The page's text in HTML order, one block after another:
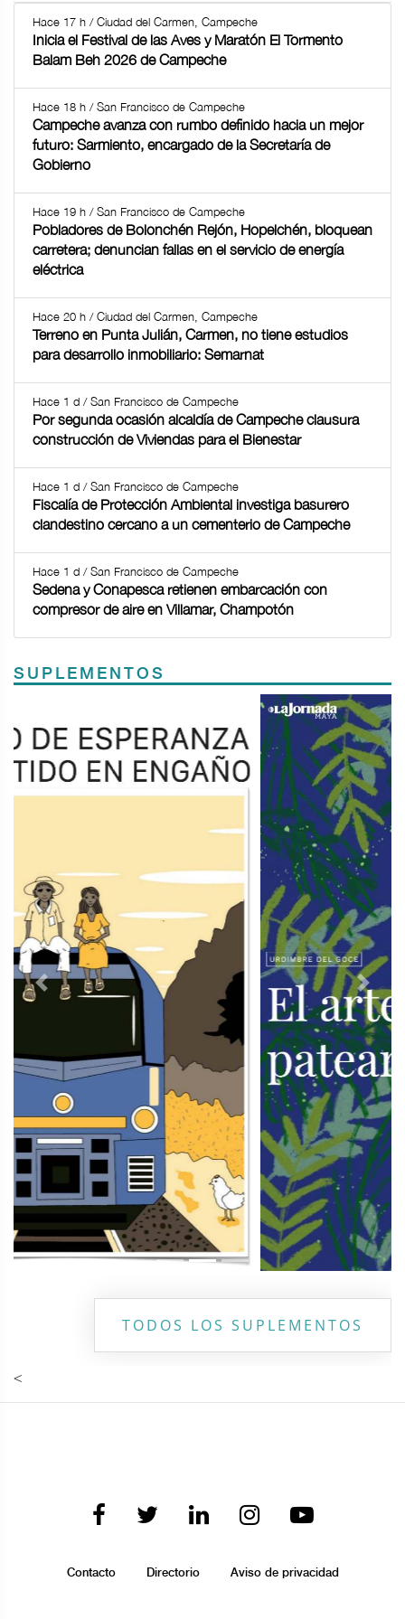
Hace 17 h / Ciudad del Carmen, Campeche
Inicia el Festival de las Aves y Maratón El Tormento
Balam Beh 2026 de Campeche
Hace 18 h / San Francisco de Campeche
Campeche avanza con rumbo definido hacia un mejor
futuro: Sarmiento, encargado de la Secretaría de
Gobierno
Hace 19 h / San Francisco de Campeche
Pobladores de Bolonchén Rejón, Hopelchén, bloquean
carretera; denuncian fallas en el servicio de energía
eléctrica
Hace 20 h / Ciudad del Carmen, Campeche
Terreno en Punta Julián, Carmen, no tiene estudios
para desarrollo inmobiliario: Semarnat
Hace 1 d / San Francisco de Campeche
Por segunda ocasión alcaldía de Campeche clausura
construcción de Viviendas para el Bienestar
Hace 1 d / San Francisco de Campeche
Fiscalía de Protección Ambiental investiga basurero
clandestino cercano a un cementerio de Campeche
Hace 1 d / San Francisco de Campeche
Sedena y Conapesca retienen embarcación con
compresor de aire en Villamar, Champotón
SUPLEMENTOS
Previous Next
TODOS LOS SUPLEMENTOS
<
Contacto Directorio Aviso de privacidad